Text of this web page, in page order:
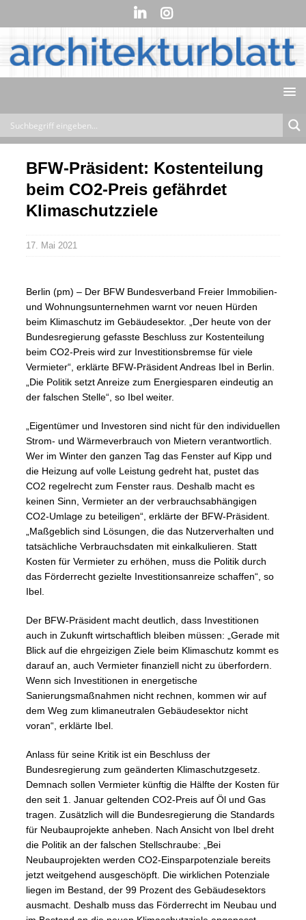
BFW-Präsident: Kostenteilung
beim CO2-Preis gefährdet
Klimaschutzziele
17. Mai 2021
Berlin (pm) – Der BFW Bundesverband Freier Immobilien-
und Wohnungsunternehmen warnt vor neuen Hürden
beim Klimaschutz im Gebäudesektor. „Der heute von der
Bundesregierung gefasste Beschluss zur Kostenteilung
beim CO2-Preis wird zur Investitionsbremse für viele
Vermieter“, erklärte BFW-Präsident Andreas Ibel in Berlin.
„Die Politik setzt Anreize zum Energiesparen eindeutig an
der falschen Stelle“, so Ibel weiter.
„Eigentümer und Investoren sind nicht für den individuellen
Strom- und Wärmeverbrauch von Mietern verantwortlich.
Wer im Winter den ganzen Tag das Fenster auf Kipp und
die Heizung auf volle Leistung gedreht hat, pustet das
CO2 regelrecht zum Fenster raus. Deshalb macht es
keinen Sinn, Vermieter an der verbrauchsabhängigen
CO2-Umlage zu beteiligen“, erklärte der BFW-Präsident.
„Maßgeblich sind Lösungen, die das Nutzerverhalten und
tatsächliche Verbrauchsdaten mit einkalkulieren. Statt
Kosten für Vermieter zu erhöhen, muss die Politik durch
das Förderrecht gezielte Investitionsanreize schaffen“, so
Ibel.
Der BFW-Präsident macht deutlich, dass Investitionen
auch in Zukunft wirtschaftlich bleiben müssen: „Gerade mit
Blick auf die ehrgeizigen Ziele beim Klimaschutz kommt es
darauf an, auch Vermieter finanziell nicht zu überfordern.
Wenn sich Investitionen in energetische
Sanierungsmaßnahmen nicht rechnen, kommen wir auf
dem Weg zum klimaneutralen Gebäudesektor nicht
voran“, erklärte Ibel.
Anlass für seine Kritik ist ein Beschluss der
Bundesregierung zum geänderten Klimaschutzgesetz.
Demnach sollen Vermieter künftig die Hälfte der Kosten für
den seit 1. Januar geltenden CO2-Preis auf Öl und Gas
tragen. Zusätzlich will die Bundesregierung die Standards
für Neubauprojekte anheben. Nach Ansicht von Ibel dreht
die Politik an der falschen Stellschraube: „Bei
Neubauprojekten werden CO2-Einsparpotenziale bereits
jetzt weitgehend ausgeschöpft. Die wirklichen Potenziale
liegen im Bestand, der 99 Prozent des Gebäudesektors
ausmacht. Deshalb muss das Förderrecht im Neubau und